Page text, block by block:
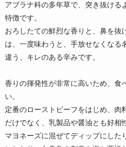
アブラナ科の多年草で、突き抜ける
特徴です。
おろしたての鮮烈な香りと、鼻を抜
は、一度味わうと、手放せなくなる
違う、キレのある辛みです。
香りの揮発性が非常に高いため、食
い。
定番のローストビーフをはじめ、肉
だけでなく、乳製品や醤油とも好相
マヨネーズに混ぜてディップにした